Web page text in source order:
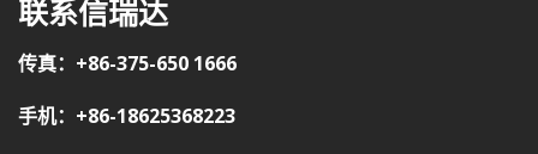
联系信瑞达
传真：+86-375-650 1666
手机：+86-18625368223